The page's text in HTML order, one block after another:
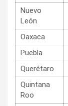
Nuevo
León
Oaxaca
Puebla
Querétaro
Quintana
Roo